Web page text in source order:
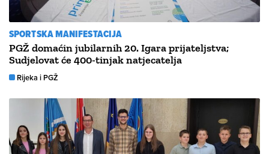
SPORTSKA MANIFESTACIJA
PGŽ domaćin jubilarnih 20. Igara prijateljstva;
Sudjelovat će 400-tinjak natjecatelja
Rijeka i PGŽ